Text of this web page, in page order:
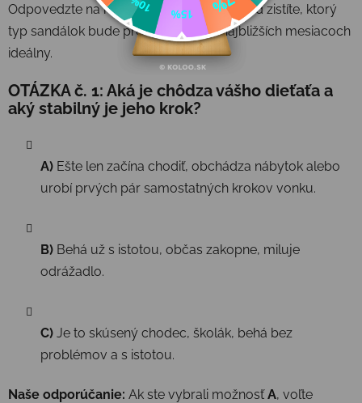
Odpovedzte na nasledujúce otázky a hneď zistíte, ktorý
typ sandálok bude pre vaše dieťa v najbližších mesiacoch
ideálny.
OTÁZKA č. 1: Aká je chôdza vášho dieťaťa a
aký stabilný je jeho krok?
A) Ešte len začína chodiť, obchádza nábytok alebo
urobí prvých pár samostatných krokov vonku.
B) Behá už s istotou, občas zakopne, miluje
odrážadlo.
C) Je to skúsený chodec, školák, behá bez
problémov a s istotou.
Naše odporúčanie: Ak ste vybrali možnosťA, voľte